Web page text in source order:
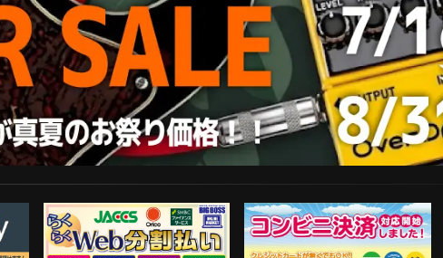
らくらくWeb分割払い コンビニ決済対応開始！
PayPal決済がご利用可能！